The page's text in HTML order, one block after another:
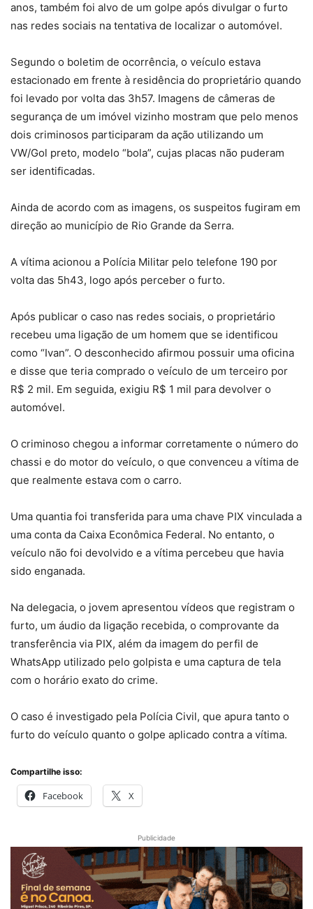
anos, também foi alvo de um golpe após divulgar o furto
nas redes sociais na tentativa de localizar o automóvel.
Segundo o boletim de ocorrência, o veículo estava
estacionado em frente à residência do proprietário quando
foi levado por volta das 3h57. Imagens de câmeras de
segurança de um imóvel vizinho mostram que pelo menos
dois criminosos participaram da ação utilizando um
VW/Gol preto, modelo “bola”, cujas placas não puderam
ser identificadas.
Ainda de acordo com as imagens, os suspeitos fugiram em
direção ao município de Rio Grande da Serra.
A vítima acionou a Polícia Militar pelo telefone 190 por
volta das 5h43, logo após perceber o furto.
Após publicar o caso nas redes sociais, o proprietário
recebeu uma ligação de um homem que se identificou
como “Ivan”. O desconhecido afirmou possuir uma oficina
e disse que teria comprado o veículo de um terceiro por
R$ 2 mil. Em seguida, exigiu R$ 1 mil para devolver o
automóvel.
O criminoso chegou a informar corretamente o número do
chassi e do motor do veículo, o que convenceu a vítima de
que realmente estava com o carro.
Uma quantia foi transferida para uma chave PIX vinculada a
uma conta da Caixa Econômica Federal. No entanto, o
veículo não foi devolvido e a vítima percebeu que havia
sido enganada.
Na delegacia, o jovem apresentou vídeos que registram o
furto, um áudio da ligação recebida, o comprovante da
transferência via PIX, além da imagem do perfil de
WhatsApp utilizado pelo golpista e uma captura de tela
com o horário exato do crime.
O caso é investigado pela Polícia Civil, que apura tanto o
furto do veículo quanto o golpe aplicado contra a vítima.
Compartilhe isso:
Facebook X
Publicidade